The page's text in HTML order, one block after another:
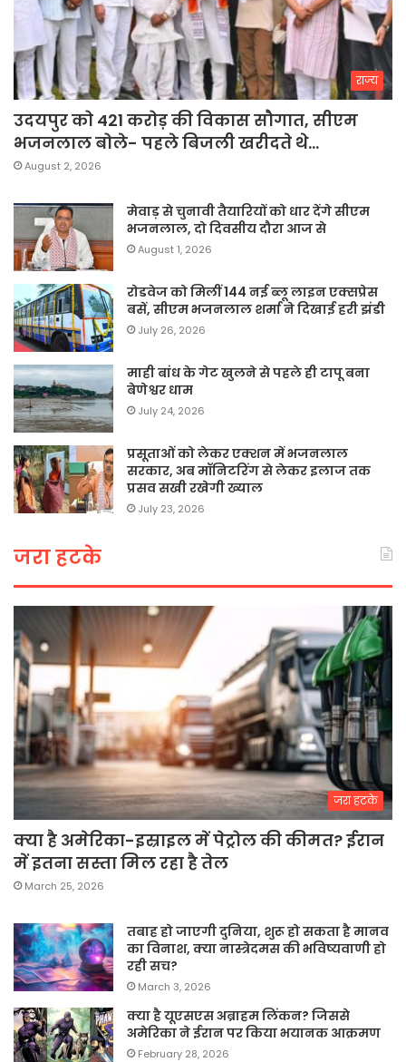
राज्य
उदयपुर को 421 करोड़ की विकास सौगात, सीएम
भजनलाल बोले- पहले बिजली खरीदते थे…
August 2, 2026
मेवाड़ से चुनावी तैयारियों को धार देंगे सीएम
भजनलाल, दो दिवसीय दौरा आज से
August 1, 2026
रोडवेज को मिलीं 144 नई ब्लू लाइन एक्सप्रेस
बसें, सीएम भजनलाल शर्मा ने दिखाई हरी झंडी
July 26, 2026
माही बांध के गेट खुलने से पहले ही टापू बना
बेणेश्वर धाम
July 24, 2026
प्रसूताओं को लेकर एक्शन में भजनलाल
सरकार, अब मॉनिटरिंग से लेकर इलाज तक
प्रसव सखी रखेगी ख्याल
July 23, 2026
जरा हटके
जरा हटके
क्या है अमेरिका-इस्राइल में पेट्रोल की कीमत? ईरान
में इतना सस्ता मिल रहा है तेल
March 25, 2026
तबाह हो जाएगी दुनिया, शुरू हो सकता है मानव
का विनाश, क्या नास्त्रेदमस की भविष्यवाणी हो
रही सच?
March 3, 2026
क्या है यूएसएस अब्राहम लिंकन? जिससे
अमेरिका ने ईरान पर किया भयानक आक्रमण
February 28, 2026